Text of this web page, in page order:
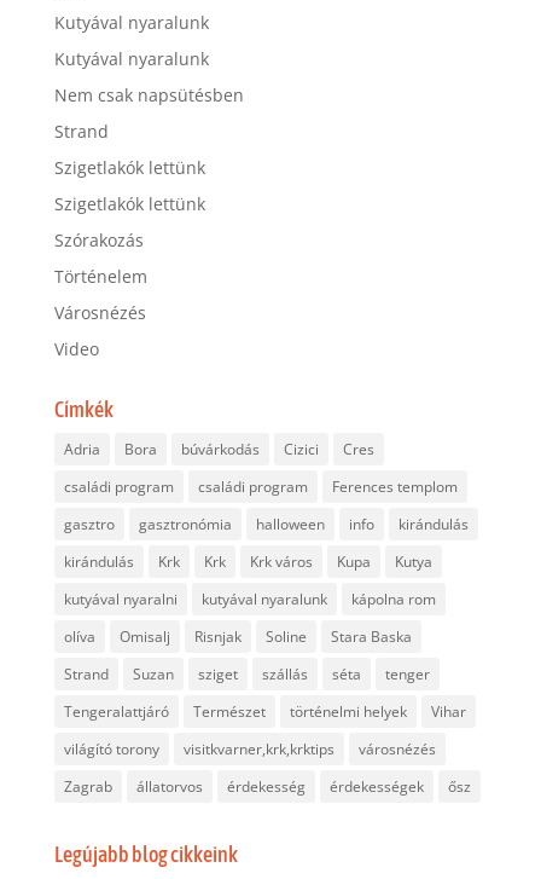
Kutyával nyaralunk
Kutyával nyaralunk
Nem csak napsütésben
Strand
Szigetlakók lettünk
Szigetlakók lettünk
Szórakozás
Történelem
Városnézés
Video
Címkék
Adria Bora búvárkodás Cizici
Cres
családi program
családi program
Ferences templom
gasztro
gasztronómia halloween info
kirándulás
kirándulás
Krk Krk Krk város Kupa
Kutya
kutyával nyaralni
kutyával nyaralunk
kápolna rom
olíva
Omisalj Risnjak Soline
Stara Baska
Strand
Suzan sziget szállás séta
tenger
Tengeralattjáró
Természet történelmi helyek
Vihar
világító torony
visitkvarner,krk,krktips
városnézés
Zagrab
állatorvos érdekesség érdekességek ősz
Legújabb blog cikkeink